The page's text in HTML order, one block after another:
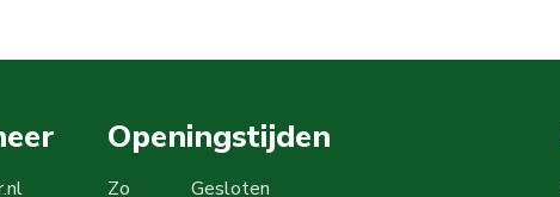
Openingstijden
Zo Gesloten